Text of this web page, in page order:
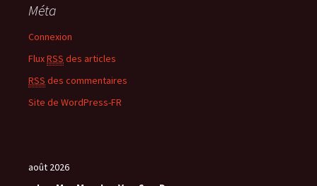
Méta
Connexion
FluxRSS des articles
RSS des commentaires
Site de WordPress-FR
août 2026